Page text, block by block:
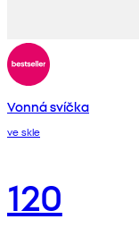
Vonná svíčka
ve skle
120